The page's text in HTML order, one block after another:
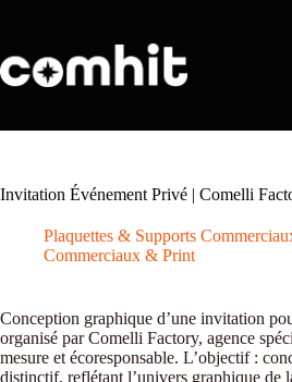
Invitation Événement Privé | Comelli
Plaquettes & Supports
Commerciaux & Print
Conception graphique d’une invitation
organisé par Comelli Factory, agence
mesure et écoresponsable. L’objectif :
distinctif, reflétant l’univers graphique de